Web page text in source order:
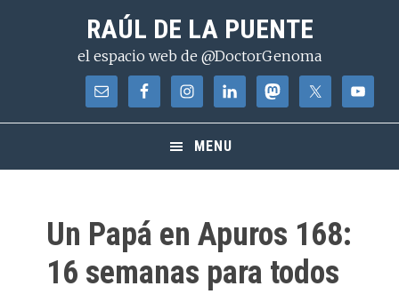
contenido
RAÚL DE LA PUENTE
el espacio web de @DoctorGenoma
MENU
Un Papá en Apuros 168:
16 semanas para todos